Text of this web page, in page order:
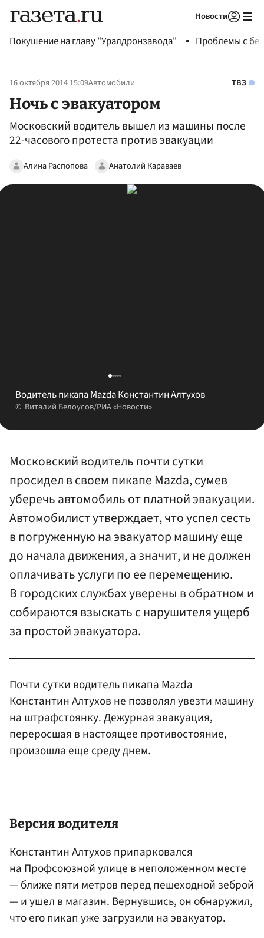
Новости
Покушение на главу "Уралдронзавода" Проблемы с
16 октября 2014 15:09Автомобили ТВЗ
Ночь с эвакуатором
Московский водитель вышел из машины после
22-часового протеста против эвакуации
Алина Распопова Анатолий Караваев
Водитель пикапа Mazda Константин Алтухов
Виталий Белоусов/РИА «Новости»
Московский водитель почти сутки
просидел в своем пикапе Mazda, сумев
уберечь автомобиль от платной эвакуации.
Автомобилист утверждает, что успел сесть
в погруженную на эвакуатор машину еще
до начала движения, а значит, и не должен
оплачивать услуги по ее перемещению.
В городских службах уверены в обратном и
собираются взыскать с нарушителя ущерб
за простой эвакуатора.
Почти сутки водитель пикапа Mazda
Константин Алтухов не позволял увезти машину
на штрафстоянку. Дежурная эвакуация,
переросшая в настоящее противостояние,
произошла еще среду днем.
Версия водителя
Константин Алтухов припарковался
на Профсоюзной улице в неположенном месте
— ближе пяти метров перед пешеходной зеброй
— и ушел в магазин. Вернувшись, он обнаружил,
что его пикап уже загрузили на эвакуатор.